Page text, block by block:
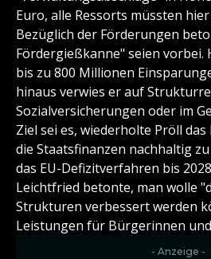
Euro, alle Ressorts müssten
Bezüglich der Förderungen
Fördergießkanne" seien vorbei.
bis zu 800 Millionen
hinaus verwies er auf
Sozialversicherungen oder im
Ziel sei es, wiederholte Pröll
die Staatsfinanzen nachhaltig
das EU-Defizitverfahren bis
Leichtfried betonte, man wolle
Strukturen verbessert werden
Leistungen für Bürgerinnen
- Anzeige -